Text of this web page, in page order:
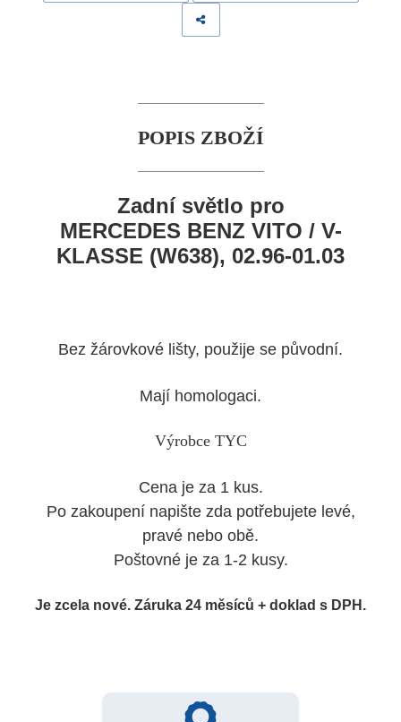
POPIS ZBOŽÍ
Zadní světlo pro
MERCEDES BENZ VITO / V-
KLASSE (W638), 02.96-01.03
Bez žárovkové lišty, použije se původní.
Mají homologaci.
Výrobce TYC
Cena je za 1 kus.
Po zakoupení napište zda potřebujete levé,
pravé nebo obě.
Poštovné je za 1-2 kusy.
Je zcela nové. Záruka 24 měsíců + doklad s DPH.